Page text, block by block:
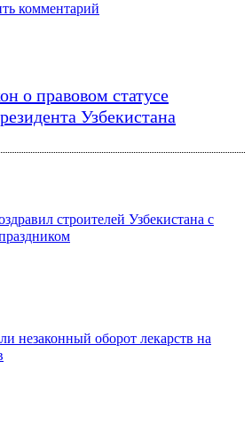
комментарий
о правовом статусе
Узбекистана
строителей Узбекистана с
незаконный оборот лекарств на